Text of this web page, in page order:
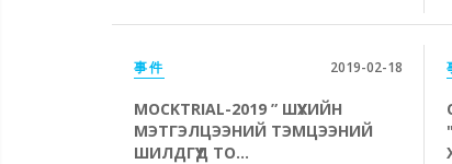
事件 2019-02-18
MOCKTRIAL-2019 ” ШҮҮХИЙН
МЭТГЭЛЦЭЭНИЙ ТЭМЦЭЭНИЙ
ШИЛДГҮҮД ТО...